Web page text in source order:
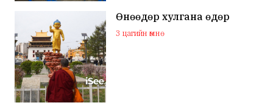
Өнөөдөр хулгана өдөр
3 цагийн өмнө